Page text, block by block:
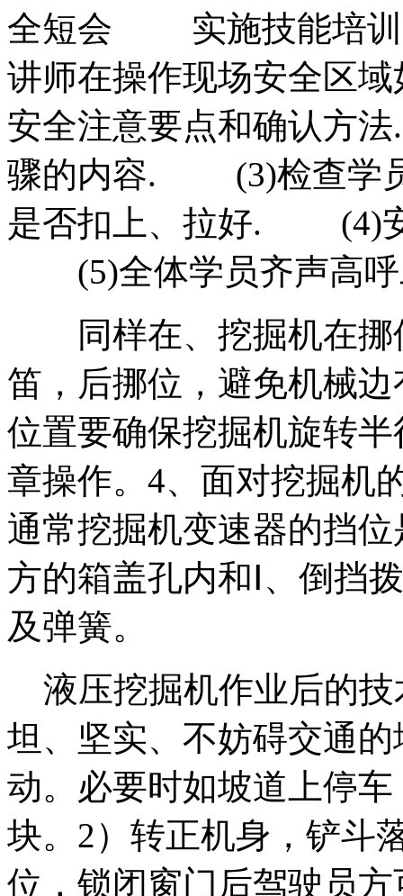
全短会 实施技能培训
讲师在操作现场安全
安全注意要点和确认
骤的内容. (3)检查学员
是否扣上、拉好. (4)安
(5)全体学员齐声
同样在、挖掘机在挪
笛，后挪位，避免机械
位置要确保挖掘机旋转
章操作。4、面对挖掘机
通常挖掘机变速器的挡
方的箱盖孔内和Ⅰ、倒挡
及弹簧。
液压挖掘机作业后的技
坦、坚实、不妨碍交通
动。必要时如坡道上停
块。2）转正机身，铲斗
位，锁闭窗门后驾驶员